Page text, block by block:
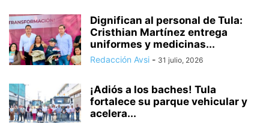
Dignifican al personal de Tula:
Cristhian Martínez entrega
uniformes y medicinas...
Redacción Avsi - 31 julio, 2026
¡Adiós a los baches! Tula
fortalece su parque vehicular y
acelera...